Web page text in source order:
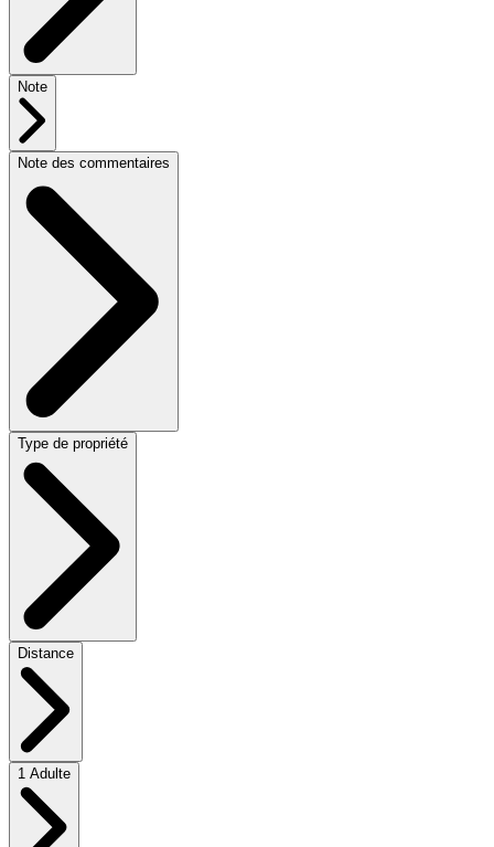
Note
Note des commentaires
Type de propriété
Distance
1 Adulte